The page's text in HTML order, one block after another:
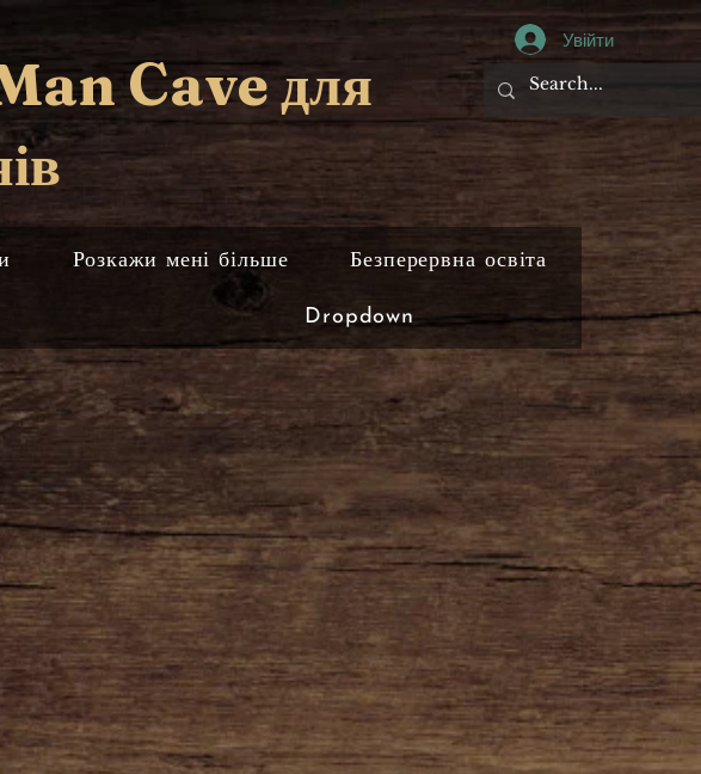
Cave для
Увійти
Розкажи мені більше Безперервна освіта
Dropdown